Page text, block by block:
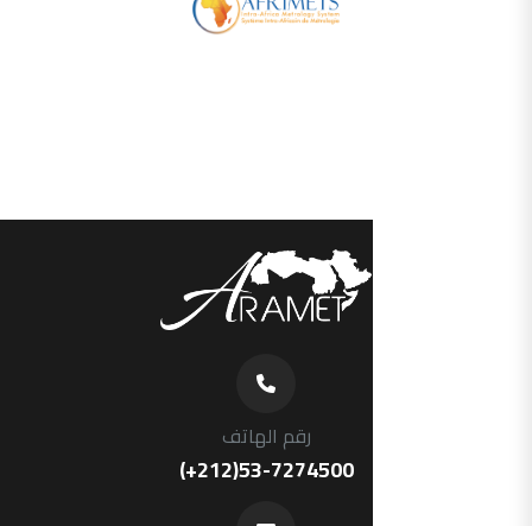
رقم الهاتف
(+212)53-7274500